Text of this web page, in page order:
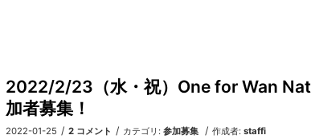
2022/2/23（水・祝）One for Wan
加者募集！
2022-01-25 / 2 コメント / カテゴリ: 参加募集 / 作成者: staffi